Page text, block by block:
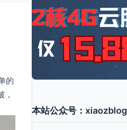
的
本站公众号：xiaozblog